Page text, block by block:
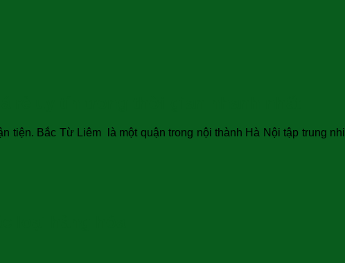
rẻ uy tín trong thời gian nhanh nhất
tiện. Bắc Từ Liêm là một quận trong nội thành Hà Nội tập trung
loại hàng hóa :